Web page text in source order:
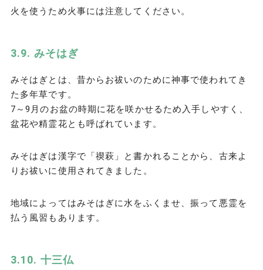
火を使うため火事には注意してください。
みそはぎ
みそはぎとは、昔からお祓いのために神事で使われてき
た多年草です。
7～9月のお盆の時期に花を咲かせるため入手しやすく、
盆花や精霊花とも呼ばれています。
みそはぎは漢字で「禊萩」と書かれることから、古来よ
りお祓いに使用されてきました。
地域によってはみそはぎに水をふくませ、振って悪霊を
払う風習もあります。
十三仏